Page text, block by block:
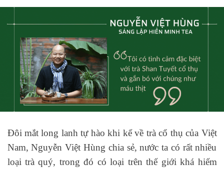
Đôi mắt long lanh tự hào khi kể về trà cổ thụ của Việt
Nam, Nguyễn Việt Hùng chia sẻ, nước ta có rất nhiều
loại trà quý, trong đó có loại trên thế giới khá hiếm